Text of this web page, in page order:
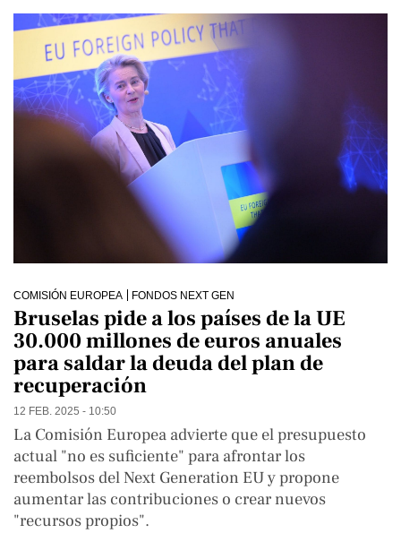
COMISIÓN EUROPEA FONDOS NEXT GEN
Bruselas pide a los países de la UE
30.000 millones de euros anuales
para saldar la deuda del plan de
recuperación
12 FEB. 2025 - 10:50
La Comisión Europea advierte que el presupuesto
actual "no es suficiente" para afrontar los
reembolsos del Next Generation EU y propone
aumentar las contribuciones o crear nuevos
"recursos propios".